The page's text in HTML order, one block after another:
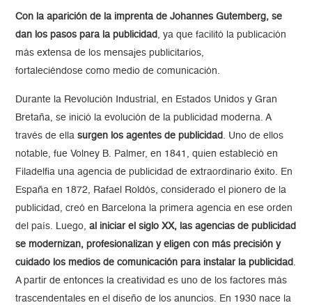
Con la aparición de la imprenta de Johannes Gutemberg, se
dan los pasos para la publicidad , ya que facilitó la publicación
más extensa de los mensajes publicitarios,
fortaleciéndose como medio de comunicación.
Durante la Revolución Industrial, en Estados Unidos y Gran
Bretaña, se inició la evolución de la publicidad moderna. A
través de ellasurgen los agentes de publicidad . Uno de ellos
notable, fue Volney B. Palmer, en 1841, quien estableció en
Filadelfia una agencia de publicidad de extraordinario éxito. En
España en 1872, Rafael Roldós, considerado el pionero de la
publicidad, creó en Barcelona la primera agencia en ese orden
del país. Luego, al iniciar el siglo XX, las agencias de publicidad
se modernizan, profesionalizan y eligen con más precisión y
cuidado los medios de comunicación para instalar la publicidad .
A partir de entonces la creatividad es uno de los factores más
trascendentales en el diseño de los anuncios. En 1930 nace la